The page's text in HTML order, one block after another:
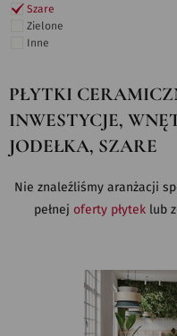
Szare
Zielone
Inne
PŁYTKI
INWESTYCJE,
JODEŁKA, SZARE
Nie znaleźliśmy aranżacji
pełnej oferty płytek lub